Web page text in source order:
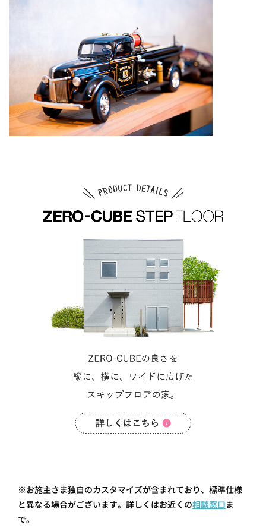
※お施主さま独自のカスタマイズが含まれており、標準仕様
と異なる場合がございます。詳しくはお近くの相談窓口ま
で。